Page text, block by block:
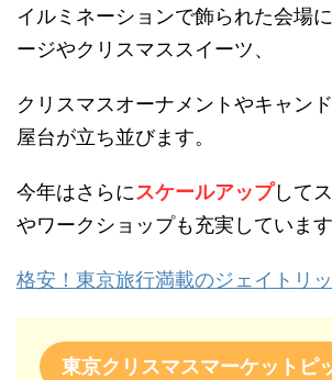
イルミネーションで飾られた会場
ージやクリスマススイーツ、
クリスマスオーナメントやキャン
屋台が立ち並びます。
今年はさらにスケールアップして
やワークショップも充実しています
格安！東京旅行満載のジェイトリ
東京クリスマスマーケットピ